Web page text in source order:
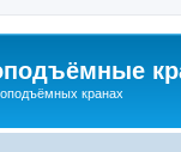
кранах